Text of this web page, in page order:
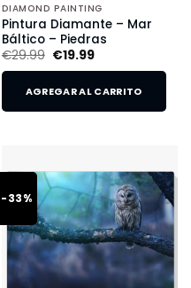
DIAMOND PAINTING
Pintura Diamante – Mar
Báltico – Piedras
€29.99 €19.99
AGREGAR AL CARRITO
-33%